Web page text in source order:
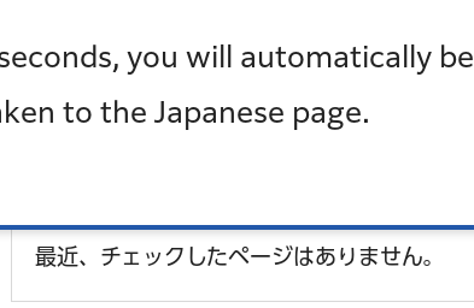
you will automatically be
to the Japanese page.
最近、チェックしたページはありません。